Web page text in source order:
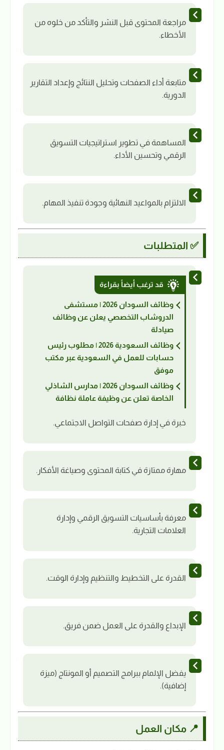
مراجعة المحتوى قبل النشر والتأكد من خلوه من
الأخطاء.
متابعة أداء الصفحات وتحليل النتائج وإعداد التقارير
الدورية.
المساهمة في تطوير استراتيجيات التسويق
الرقمي وتحسين الأداء.
الالتزام بالمواعيد النهائية وجودة تنفيذ المهام.
✅ المتطلبات
قد ترغب أيضاً بقراءة
وظائف السودان 2026 | مستشفى
الدروشاب التخصصي يعلن عن وظائف
صيادلة
وظائف السعودية 2026 | مطلوب رئيس
حسابات للعمل في السعودية عبر مكتب
موفق
وظائف السودان 2026 | مدارس الشاذلي
الخاصة تعلن عن وظيفة عاملة نظافة
خبرة في إدارة صفحات التواصل الاجتماعي.
مهارة ممتازة في كتابة المحتوى وصياغة الأفكار.
معرفة بأساسيات التسويق الرقمي وإدارة
العلامات التجارية.
القدرة على التخطيط والتنظيم وإدارة الوقت.
الإبداع والقدرة على العمل ضمن فريق.
يفضل الإلمام ببرامج التصميم أو المونتاج (ميزة
إضافية).
📍 مكان العمل